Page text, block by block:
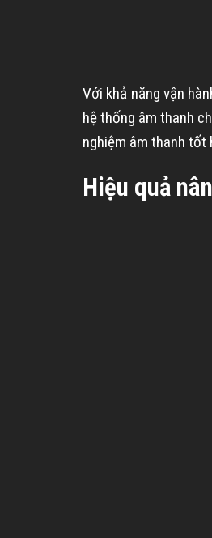
Với khả năng vận
hệ thống âm thanh
nghiệm âm thanh tốt
Hiệu quả